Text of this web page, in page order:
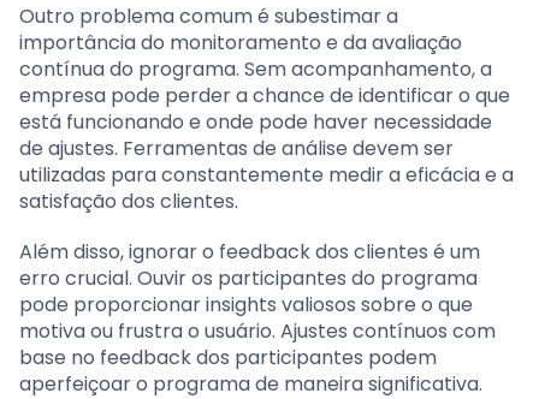
Outro problema comum é subestimar a
importância do monitoramento e da avaliação
contínua do programa. Sem acompanhamento, a
empresa pode perder a chance de identificar o que
está funcionando e onde pode haver necessidade
de ajustes. Ferramentas de análise devem ser
utilizadas para constantemente medir a eficácia e a
satisfação dos clientes.
Além disso, ignorar o feedback dos clientes é um
erro crucial. Ouvir os participantes do programa
pode proporcionar insights valiosos sobre o que
motiva ou frustra o usuário. Ajustes contínuos com
base no feedback dos participantes podem
aperfeiçoar o programa de maneira significativa.